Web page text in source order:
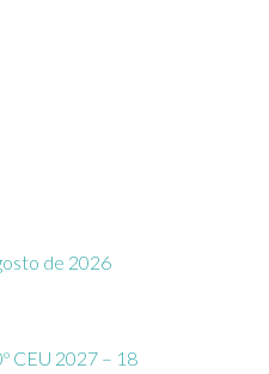
de 2026
CEU 2027 – 18